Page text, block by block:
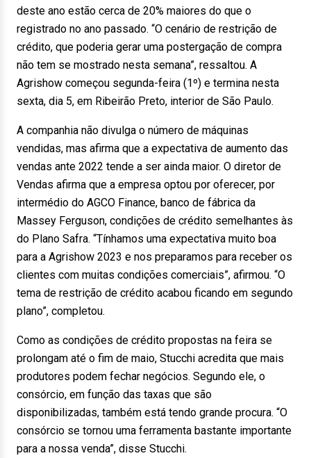
deste ano estão cerca de 20% maiores do que o
registrado no ano passado. “O cenário de restrição de
crédito, que poderia gerar uma postergação de compra
não tem se mostrado nesta semana”, ressaltou. A
Agrishow começou segunda-feira (1º) e termina nesta
sexta, dia 5, em Ribeirão Preto, interior de São Paulo.
A companhia não divulga o número de máquinas
vendidas, mas afirma que a expectativa de aumento das
vendas ante 2022 tende a ser ainda maior. O diretor de
Vendas afirma que a empresa optou por oferecer, por
intermédio do AGCO Finance, banco de fábrica da
Massey Ferguson, condições de crédito semelhantes às
do Plano Safra. “Tínhamos uma expectativa muito boa
para a Agrishow 2023 e nos preparamos para receber os
clientes com muitas condições comerciais”, afirmou. “O
tema de restrição de crédito acabou ficando em segundo
plano”, completou.
Como as condições de crédito propostas na feira se
prolongam até o fim de maio, Stucchi acredita que mais
produtores podem fechar negócios. Segundo ele, o
consórcio, em função das taxas que são
disponibilizadas, também está tendo grande procura. “O
consórcio se tornou uma ferramenta bastante importante
para a nossa venda”, disse Stucchi.